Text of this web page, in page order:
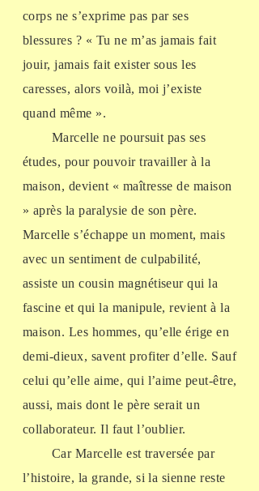
corps ne s’exprime pas par ses
blessures ? « Tu ne m’as jamais fait
jouir, jamais fait exister sous les
caresses, alors voilà, moi j’existe
quand même ».
Marcelle ne poursuit pas ses
études, pour pouvoir travailler à la
maison, devient « maîtresse de maison
» après la paralysie de son père.
Marcelle s’échappe un moment, mais
avec un sentiment de culpabilité,
assiste un cousin magnétiseur qui la
fascine et qui la manipule, revient à la
maison. Les hommes, qu’elle érige en
demi-dieux, savent profiter d’elle. Sauf
celui qu’elle aime, qui l’aime peut-être,
aussi, mais dont le père serait un
collaborateur. Il faut l’oublier.
Car Marcelle est traversée par
l’histoire, la grande, si la sienne reste